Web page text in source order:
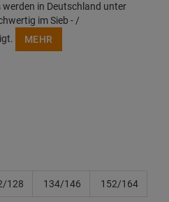
werden in Deutschland unter
im Sieb - /
MEHR
128 134/146 152/164